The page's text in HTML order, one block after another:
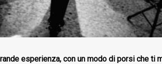
esperienza, con un modo di porsi che ti